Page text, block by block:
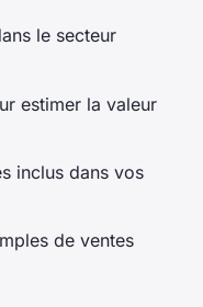
le secteur
estimer la valeur
inclus dans vos
de ventes